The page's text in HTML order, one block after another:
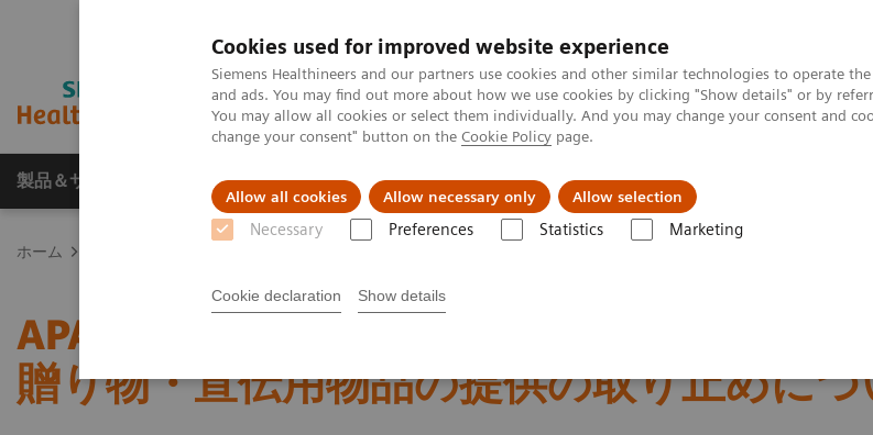
Cookies used for improved website experience
Siemens Healthineers and our partners use cookies and other similar technologies to operate
and ads. You may find out more about how we use cookies by clicking "Show details" or by
You may allow all cookies or select them individually. And you may change your consent and
change your consent" button on the Cookie Policy page.
Allow all cookies Allow necessary only Allow selection
Necessary Preferences Statistics Marketing
Cookie declaration Show details
製品＆サービス サポート情報 Insights 会社情報
ホーム
APACMed倫理行動規範改定に伴う
贈り物・宣伝用物品の提供の取り止めに